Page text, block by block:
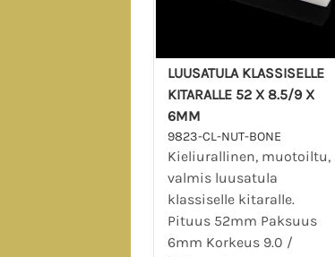
LUUSATULA KLASSISELLE
KITARALLE 52 X 8.5/9 X
6MM
9823-CL-NUT-BONE
Kieliurallinen, muotoiltu,
valmis luusatula
klassiselle kitaralle.
Pituus 52mm Paksuus
6mm Korkeus 9.0 /